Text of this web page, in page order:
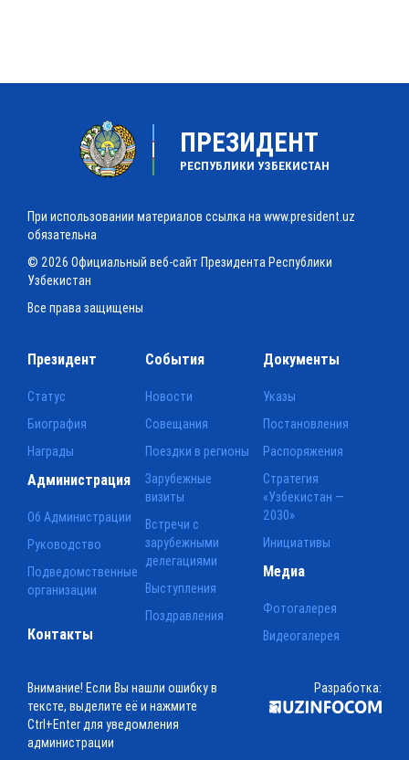
ПРЕЗИДЕНТ
РЕСПУБЛИКИ УЗБЕКИСТАН
При использовании материалов ссылка на www.president.uz
обязательна
© 2026 Официальный веб-сайт Президента Республики
Узбекистан
Все права защищены
Президент
Статус
Биография
Награды
События
Новости
Совещания
Поездки в регионы
Зарубежные
визиты
Встречи с
зарубежными
делегациями
Выступления
Поздравления
Документы
Указы
Постановления
Распоряжения
Стратегия
«Узбекистан —
2030»
Инициативы
Администрация
Об Администрации
Руководство
Подведомственные
организации
Медиа
Фотогалерея
Видеогалерея
Контакты
Внимание! Если Вы нашли ошибку в
тексте, выделите её и нажмите
Ctrl+Enter для уведомления
администрации
Разработка: